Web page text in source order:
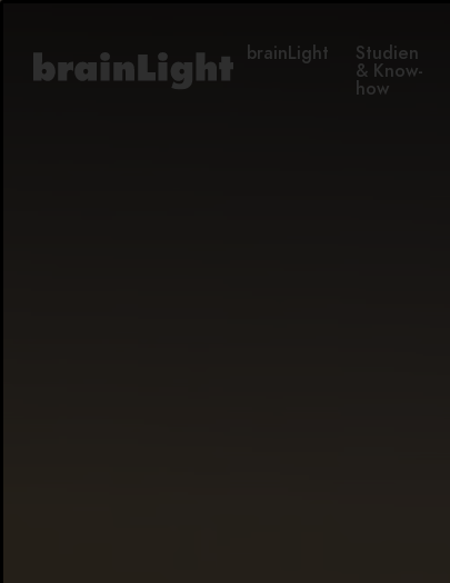
brainLight Studien
& Know-
how